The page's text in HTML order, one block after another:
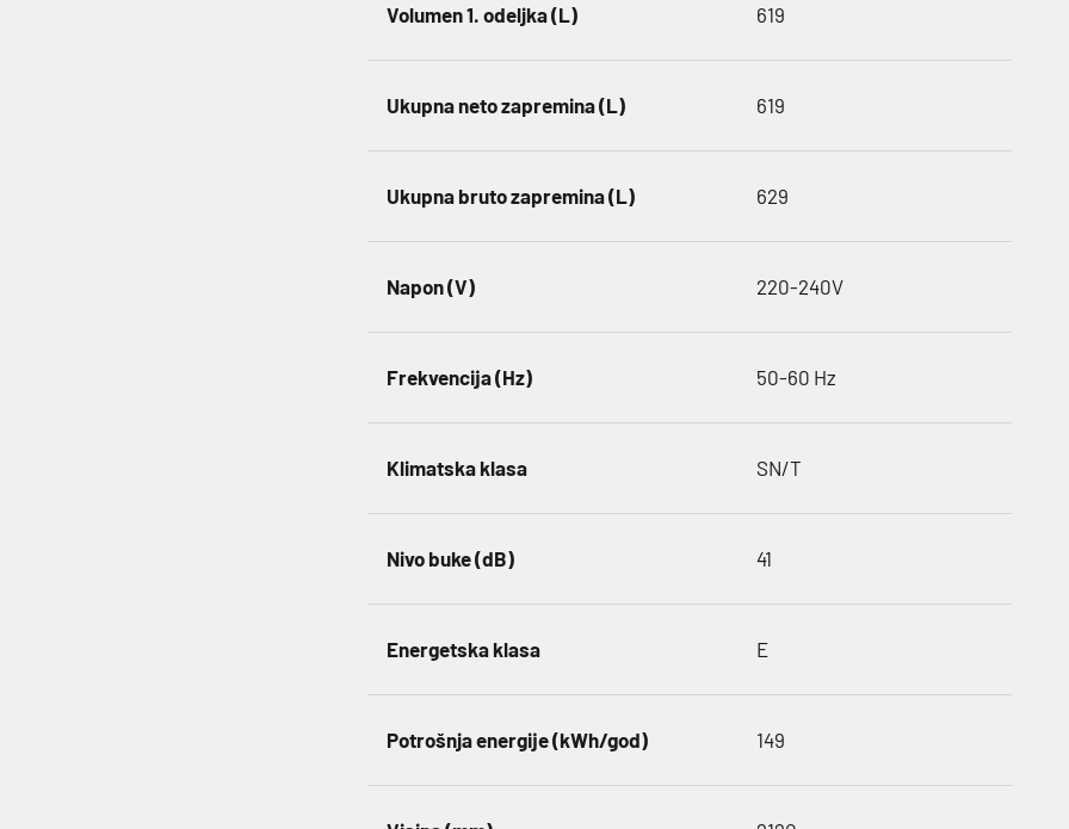
Volumen 1. odeljka (L) 619
Ukupna neto zapremina (L) 619
Ukupna bruto zapremina (L) 629
Napon (V) 220-240V
Frekvencija (Hz) 50-60 Hz
Klimatska klasa SN/T
Nivo buke (dB) 41
Energetska klasa E
Potrošnja energije (kWh/god) 149